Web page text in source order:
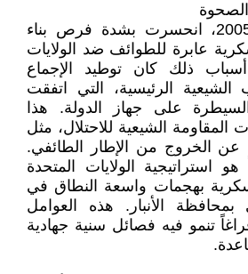
خلال عامي 2004 و2005، انحسرت بشدة فرص بناء
عابرة للطوائف ضد الولايات
ذلك كان توطيد الإجماع
الشيعية الرئيسية، التي اتفقت
على جهاز الدولة. هذا
المقاومة الشيعية للاحتلال، مثل
الخروج من الإطار الطائفي.
استراتيجية الولايات المتحدة
بهجمات واسعة النطاق في
الأنبار. هذه العوامل
تنمو فيه فصائل سنية جهادية